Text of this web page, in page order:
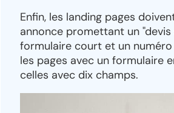
Enfin, les landing pages
annonce promettant un
formulaire court et un
les pages avec un formulaire
celles avec dix champs.